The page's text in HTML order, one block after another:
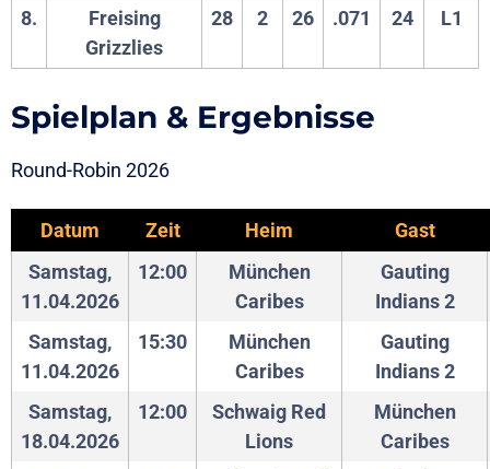
8.
Freising
Grizzlies
28 2 26 .071 24 L1
Spielplan & Ergebnisse
Round-Robin 2026
Datum Zeit Heim
Gast
Samstag,
11.04.2026
12:00
München
Caribes
Gauting
Indians 2
Samstag,
11.04.2026
15:30
München
Caribes
Gauting
Indians 2
Samstag,
18.04.2026
12:00
Schwaig Red
Lions
München
Caribes